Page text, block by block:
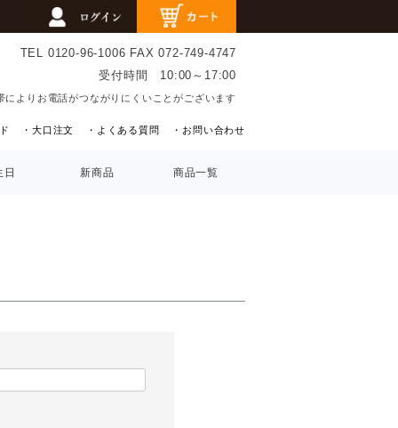
TEL 0120-96-1006 FAX 072-749-4747
受付時間 10:00～17:00
よりお電話がつながりにくいことがございます
・大口注文 ・よくある質問 ・お問い合わせ
日 新商品 商品一覧